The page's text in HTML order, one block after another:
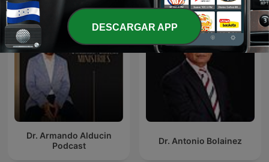
Dr. Armando Alducin
Podcast
Dr. Antonio Bolainez
DESCARGAR APP